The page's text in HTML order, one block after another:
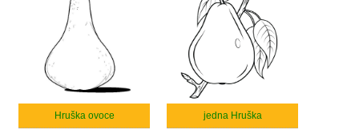
Hruška ovoce jedna Hruška